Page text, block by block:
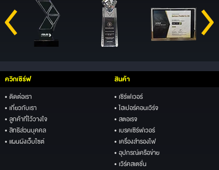
ควิกเซิร์ฟ
• ติดต่อเรา
• เกี่ยวกับเรา
• ลูกค้าที่ไว้วางใจ
• สิทธิส่วนบุคคล
• แผนผังเว็บไซต์
สินค้า
• เซิร์ฟเวอร์
• ไฮเปอร์คอนเวิร์จ
• สตอเรจ
• เบรคเซิร์ฟเวอร์
• เครื่องสำรองไฟ
• อุปกรณ์เครือข่าย
• เวิร์คสเตชั่น